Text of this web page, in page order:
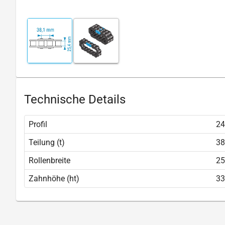
Technische Details
Profil
Teilung (t)
Rollenbreite
Zahnhöhe (ht)